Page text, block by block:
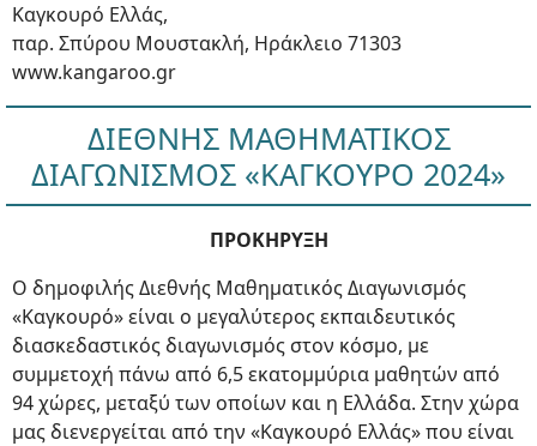
Καγκουρό Ελλάς,
παρ. Σπύρου Μουστακλή, Ηράκλειο 71303
www.kangaroo.gr
ΔΙΕΘΝΗΣ ΜΑΘΗΜΑΤΙΚΟΣ
ΔΙΑΓΩΝΙΣΜΟΣ «ΚΑΓΚΟΥΡΟ 2024»
ΠΡΟΚΗΡΥΞΗ
Ο δημοφιλής Διεθνής Μαθηματικός Διαγωνισμός
«Καγκουρό» είναι ο μεγαλύτερος εκπαιδευτικός
διασκεδαστικός διαγωνισμός στον κόσμο, με
συμμετοχή πάνω από 6,5 εκατομμύρια μαθητών από
94 χώρες, μεταξύ των οποίων και η Ελλάδα. Στην χώρα
μας διενεργείται από την «Καγκουρό Ελλάς» που είναι